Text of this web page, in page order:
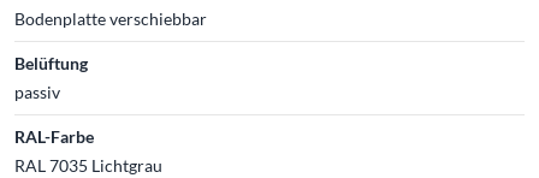
Bodenplatte verschiebbar
Belüftung
passiv
RAL-Farbe
RAL 7035 Lichtgrau